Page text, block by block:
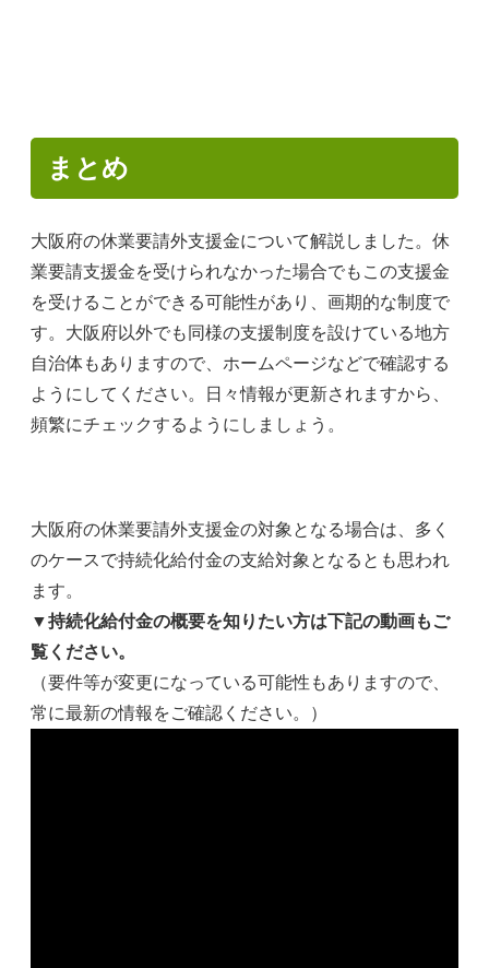
まとめ
大阪府の休業要請外支援金について解説しました。休
業要請支援金を受けられなかった場合でもこの支援金
を受けることができる可能性があり、画期的な制度で
す。大阪府以外でも同様の支援制度を設けている地方
自治体もありますので、ホームページなどで確認する
ようにしてください。日々情報が更新されますから、
頻繁にチェックするようにしましょう。
大阪府の休業要請外支援金の対象となる場合は、多く
のケースで持続化給付金の支給対象となるとも思われ
ます。
▼持続化給付金の概要を知りたい方は下記の動画もご
覧ください。
（要件等が変更になっている可能性もありますので、
常に最新の情報をご確認ください。）